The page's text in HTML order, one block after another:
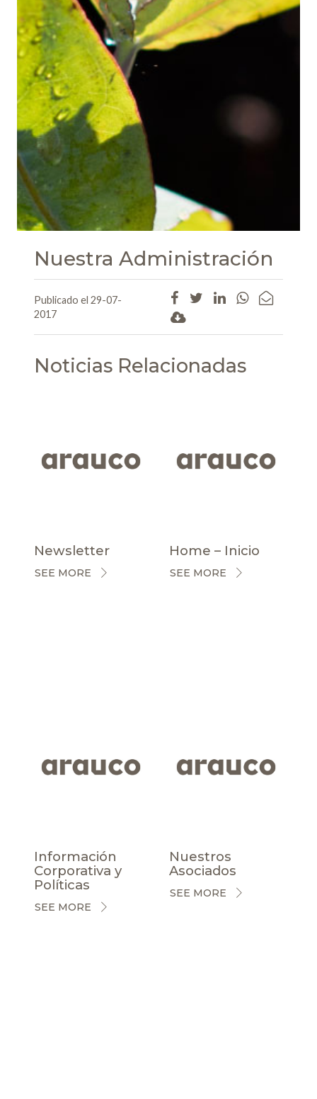
Nuestra Administración
Publicado el 29-07-
2017
Noticias Relacionadas
Newsletter
SEE MORE
Home – Inicio
SEE MORE
Información
Corporativa y
Políticas
SEE MORE
Nuestros
Asociados
SEE MORE